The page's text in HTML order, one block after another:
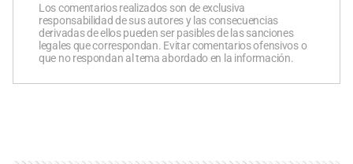
Los comentarios realizados son de exclusiva
responsabilidad de sus autores y las consecuencias
derivadas de ellos pueden ser pasibles de las sanciones
legales que correspondan. Evitar comentarios ofensivos o
que no respondan al tema abordado en la información.